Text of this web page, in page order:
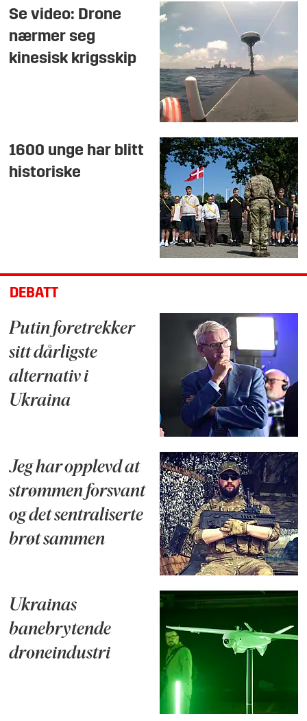
Se video: Drone
nærmer seg
kinesisk krigsskip
1600 unge har blitt
historiske
DEBATT
Putin foretrekker
sitt dårligste
alternativ i
Ukraina
Jeg har opplevd at
strømmen forsvant
og det sentraliserte
brøt sammen
Ukrainas
banebrytende
droneindustri